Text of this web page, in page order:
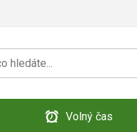
Volný čas